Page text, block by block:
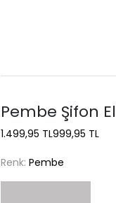
Pembe Şifon
1.499,95 TL999,95 TL
Renk: Pembe